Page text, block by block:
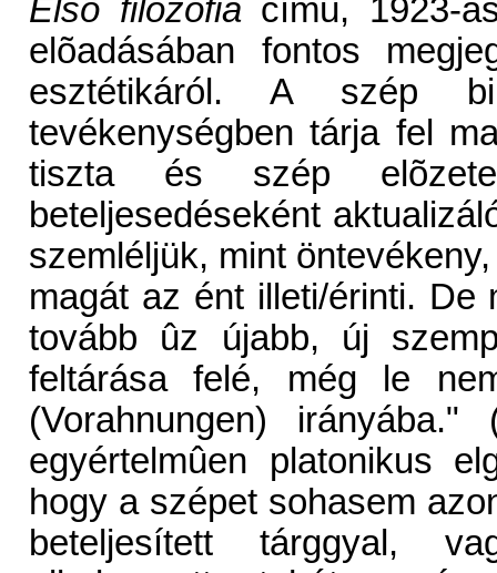
Elsõ filozófiacímû, 1923-
elõadásában fontos
esztétikáról. A szép
tevékenységben tárja fel
tiszta és szép
beteljesedéseként
szemléljük, mint
magát az ént illeti/érinti.
tovább ûz újabb, új
feltárása felé, még le
(Vorahnungen)
egyértelmûen platonikus
hogy a szépet sohasem
beteljesített tárggyal,